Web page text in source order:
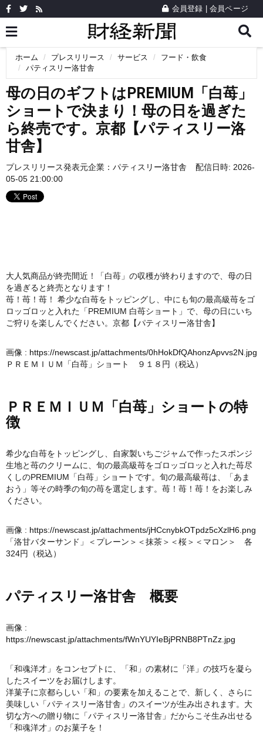
会員登録 会員ページ
ホーム プレスリリース サービス
フード・飲食
パティスリー洛甘舎
母の日のギフトはPREMIUM「白苺」
ショートで決まり！母の日を過ぎた
ら終売です。京都【パティスリー洛
甘舎】
プレスリリース発表元企業： パティスリー洛甘舎
配信日時: 2026-
05-05 21:00:00
大人気商品が終売間近！「白苺」の収穫が終わりますので、母の日
を過ぎると終売となります！
苺！苺！苺！ 希少な白苺をトッピングし、中にも旬の最高級苺をゴ
ロッゴロッと入れた「PREMIUM 白苺ショート」で、母の日にいち
ご狩りを楽しんでください。京都【パティスリー洛甘舎】
画像 : https://newscast.jp/attachments/0hHokDfQAhonzApvvs2N.jpg
ＰＲＥＭＩＵＭ「白苺」ショート ９１８円（税込）
ＰＲＥＭＩＵＭ「白苺」ショートの特
徴
希少な白苺をトッピングし、自家製いちごジャムで作ったスポンジ
生地と苺のクリームに、旬の最高級苺をゴロッゴロッと入れた苺尽
くしのPREMIUM「白苺」ショートです。旬の最高級苺は、「あま
おう」等その時季の旬の苺を選定します。苺！苺！苺！をお楽しみ
ください。
画像 : https://newscast.jp/attachments/jHCcnybkOTpdz5cXzlH6.png
「洛甘バターサンド」＜プレーン＞＜抹茶＞＜桜＞＜マロン＞ 各
324円（税込）
パティスリー洛甘舎 概要
画像 :
https://newscast.jp/attachments/fWnYUYIeBjPRNB8PTnZz.jpg
「和魂洋才」をコンセプトに、「和」の素材に「洋」の技巧を凝ら
したスイーツをお届けします。
洋菓子に京都らしい「和」の要素を加えることで、新しく、さらに
美味しい「パティスリー洛甘舎」のスイーツが生み出されます。大
切な方への贈り物に「パティスリー洛甘舎」だからこそ生み出せる
「和魂洋才」のお菓子を！